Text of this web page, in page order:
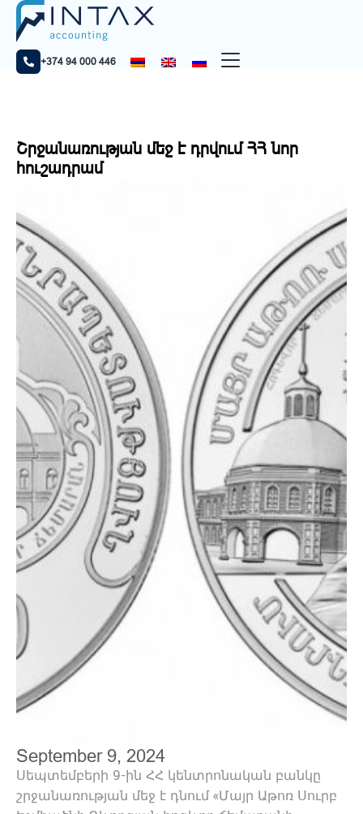
+374 94 000 446
Home
Շրջանառության մեջ է դրվում ՀՀ նոր հուշադրամ
Շրջանառության մեջ է դրվում ՀՀ նոր
հուշադրամ
September 9, 2024
Սեպտեմբերի 9-ին ՀՀ կենտրոնական բանկը
շրջանառության մեջ է դնում «Մայր Աթոռ Սուրբ